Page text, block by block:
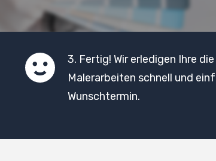
3. Fertig! Wir erledigen Ihre die
Malerarbeiten schnell und
Wunschtermin.